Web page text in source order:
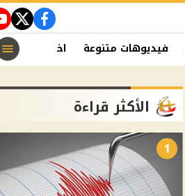
فيديوهات متنوعة اخبار الفن
الأكثر قراءة
1